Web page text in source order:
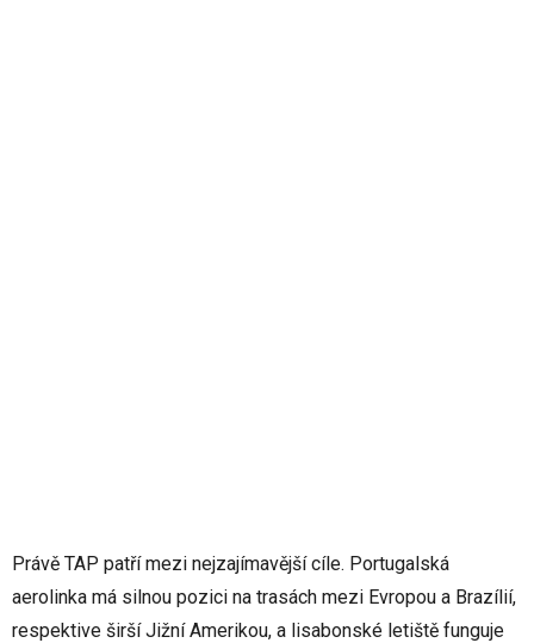
Právě TAP patří mezi nejzajímavější cíle. Portugalská
aerolinka má silnou pozici na trasách mezi Evropou a Brazílií,
respektive širší Jižní Amerikou, a lisabonské letiště funguje